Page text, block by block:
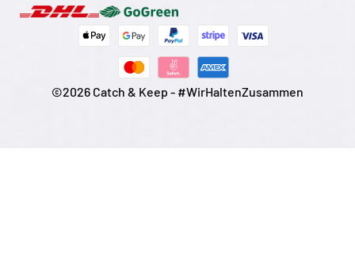
©2026 Catch & Keep - #WirHaltenZusammen